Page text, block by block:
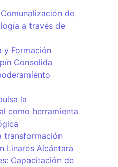
de
a través de
y Formación
Consolida
la
como herramienta
transformación
Linares Alcántara
Capacitación de